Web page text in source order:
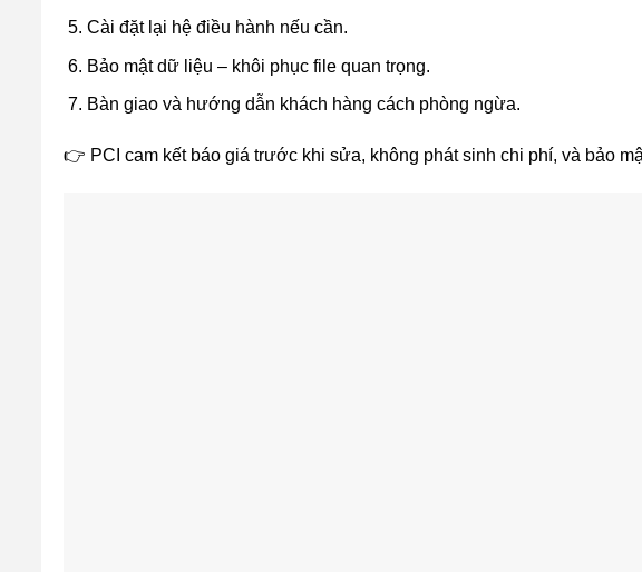
Cài đặt lại hệ điều hành nếu cần.
Bảo mật dữ liệu – khôi phục file quan trọng.
Bàn giao và hướng dẫn khách hàng cách phòng ngừa.
👉 PCI cam kết báo giá trước khi sửa, không phát sinh chi phí, và bảo